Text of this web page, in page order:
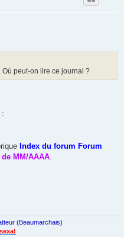
peut-on lire ce journal ?
:
Index du forum Forum
de MM/AAAA
(Beaumarchais)